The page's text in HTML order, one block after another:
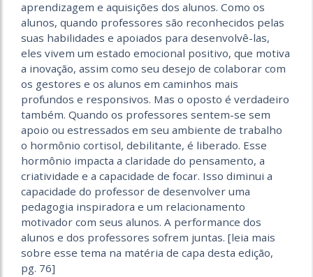
aprendizagem e aquisições dos alunos. Como os
alunos, quando professores são reconhecidos pelas
suas habilidades e apoiados para desenvolvê-las,
eles vivem um estado emocional positivo, que motiva
a inovação, assim como seu desejo de colaborar com
os gestores e os alunos em caminhos mais
profundos e responsivos. Mas o oposto é verdadeiro
também. Quando os professores sentem-se sem
apoio ou estressados em seu ambiente de trabalho
o hormônio cortisol, debilitante, é liberado. Esse
hormônio impacta a claridade do pensamento, a
criatividade e a capacidade de focar. Isso diminui a
capacidade do professor de desenvolver uma
pedagogia inspiradora e um relacionamento
motivador com seus alunos. A performance dos
alunos e dos professores sofrem juntas. [leia mais
sobre esse tema na matéria de capa desta edição,
pg. 76]